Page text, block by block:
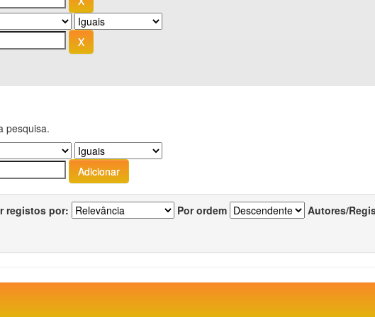
pesquisa.
registos por: Por ordem Autores/